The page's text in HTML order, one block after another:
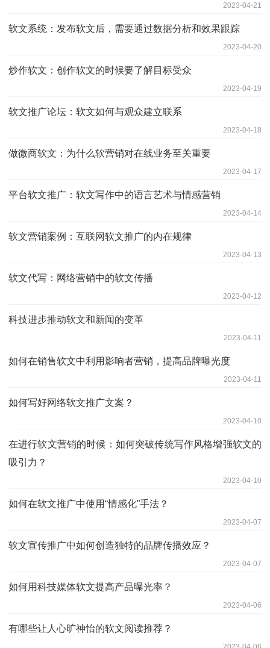
2023-04-21
软文系统：发布软文后，需要通过数据分析和效果跟踪
2023-04-20
炒作软文：创作软文的时候要了解目标受众
2023-04-19
软文推广论坛：软文如何与观众建立联系
2023-04-18
做微商软文：为什么软营销对在线业务至关重要
2023-04-17
平台软文推广：软文写作中的语言艺术与情感营销
2023-04-14
软文营销案例：互联网软文推广的内在规律
2023-04-13
软文代写：网络营销中的软文传播
2023-04-12
科技进步推动软文和新闻的变革
2023-04-11
如何在销售软文中利用影响者营销，提高品牌曝光度
2023-04-11
如何写好网络软文推广文案？
2023-04-10
在进行软文营销的时候：如何突破传统写作风格增强软文的
吸引力？
2023-04-10
如何在软文推广中使用“情感化”手法？
2023-04-07
软文宣传推广中如何创造独特的品牌传播效应？
2023-04-07
如何用科技媒体软文提高产品曝光率？
2023-04-06
有哪些让人心旷神怡的软文阅读推荐？